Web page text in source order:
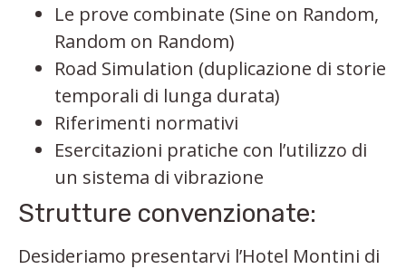
Le prove combinate (Sine on Random,
Random on Random)
Road Simulation (duplicazione di storie
temporali di lunga durata)
Riferimenti normativi
Esercitazioni pratiche con l’utilizzo di
un sistema di vibrazione
Strutture convenzionate:
Desideriamo presentarvi l’Hotel Montini di